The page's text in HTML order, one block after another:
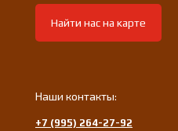
Найти нас на карте
Наши контакты:
+7 (995) 264-27-92